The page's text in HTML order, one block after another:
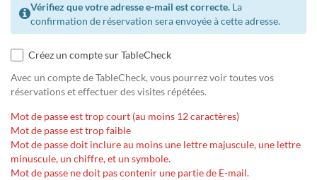
Vérifiez que votre adresse e-mail est correcte. La
confirmation de réservation sera envoyée à cette adresse.
Créez un compte sur TableCheck
Avec un compte de TableCheck, vous pourrez voir toutes vos
réservations et effectuer des visites répétées.
Mot de passe est trop court (au moins 12 caractères)
Mot de passe est trop faible
Mot de passe doit inclure au moins une lettre majuscule, une lettre
minuscule, un chiffre, et un symbole.
Mot de passe ne doit pas contenir une partie de E-mail.